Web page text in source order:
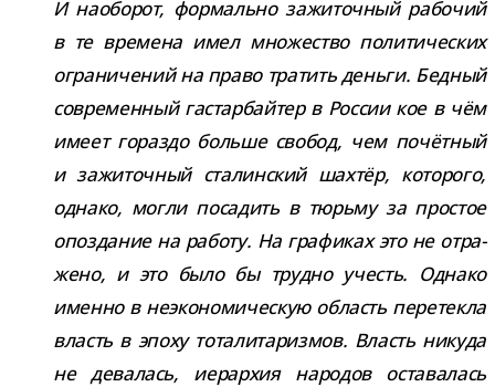
И наобо­рот, фор­мально зажи­точ­ный рабо­чий
в те вре­мена имел мно­же­ство поли­ти­че­ских
огра­ни­че­ний на право тра­тить деньги. Бедный
совре­мен­ный гастар­бай­тер в России кое в чём
имеет гораздо больше сво­бод, чем почёт­ный
и зажи­точ­ный ста­лин­ский шах­тёр, кото­рого,
однако, могли поса­дить в тюрьму за про­стое
опоз­да­ние на работу. На гра­фи­ках это не отра­
жено, и это было бы трудно учесть. Однако
именно в неэко­но­ми­че­скую область пере­текла
власть в эпоху тота­ли­та­риз­мов. Власть никуда
не дева­лась, иерар­хия наро­дов оста­ва­лась